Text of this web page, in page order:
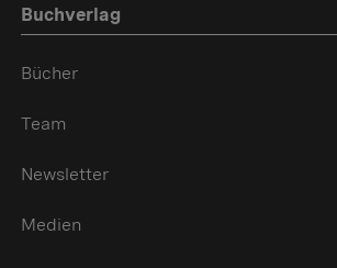
Buchverlag
Bücher
Team
Newsletter
Medien